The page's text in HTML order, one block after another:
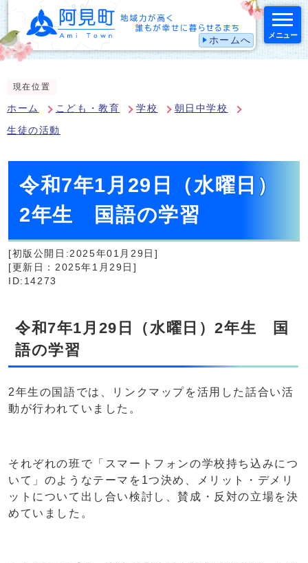
ホームへ メニュー
現在位置
ホーム こども・教育 学校 朝日中学校
生徒の活動
令和7年1月29日（水曜日）
2年生 国語の学習
[初版公開日:2025年01月29日]
[更新日：2025年1月29日]
ID:14273
令和7年1月29日（水曜日）2年生 国
語の学習
2年生の国語では、リンクマップを活用した話合い活
動が行われていました。
それぞれの班で「スマートフォンの学校持ち込みにつ
いて」のようなテーマを1つ決め、メリット・デメリ
ットについて出し合い検討し、賛成・反対の立場を決
めていました。